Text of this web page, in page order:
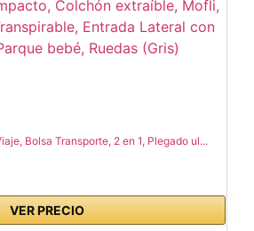
Bolsa Transporte, 2 en 1, Plegado ul...
VER PRECIO